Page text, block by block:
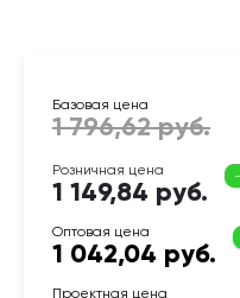
1 149,84 руб.
1 042,04 руб.